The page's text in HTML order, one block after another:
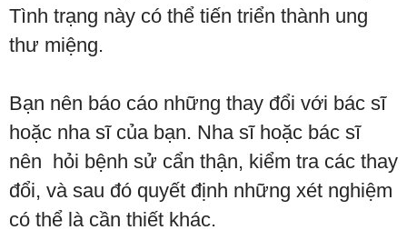
Tình trạng này có thể tiến triển thành ung
thư miệng.
Bạn nên báo cáo những thay đổi với bác sĩ
hoặc nha sĩ của bạn. Nha sĩ hoặc bác sĩ
nên hỏi bệnh sử cẩn thận, kiểm tra các thay
đổi, và sau đó quyết định những xét nghiệm
có thể là cần thiết khác.